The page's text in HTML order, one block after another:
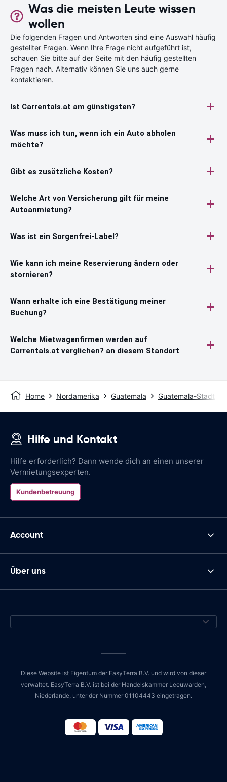
Was die meisten Leute wissen
wollen
Die folgenden Fragen und Antworten sind eine Auswahl häufig
gestellter Fragen. Wenn Ihre Frage nicht aufgeführt ist,
schauen Sie bitte auf der Seite mit den häufig gestellten
Fragen nach. Alternativ können Sie uns auch gerne
kontaktieren.
Ist Carrentals.at am günstigsten?
Was muss ich tun, wenn ich ein Auto abholen
möchte?
Gibt es zusätzliche Kosten?
Welche Art von Versicherung gilt für meine
Autoanmietung?
Was ist ein Sorgenfrei-Label?
Wie kann ich meine Reservierung ändern oder
stornieren?
Wann erhalte ich eine Bestätigung meiner
Buchung?
Welche Mietwagenfirmen werden auf
Carrentals.at verglichen? an diesem Standort
Home Nordamerika Guatemala Guatemala-Stadt
Hilfe und Kontakt
Hilfe erforderlich? Dann wende dich an einen unserer
Vermietungsexperten.
Kundenbetreuung
Account
Über uns
Diese Website ist Eigentum der EasyTerra B.V. und wird von dieser
verwaltet. EasyTerra B.V. ist bei der Handelskammer Leeuwarden,
Niederlande, unter der Nummer 01104443 eingetragen.